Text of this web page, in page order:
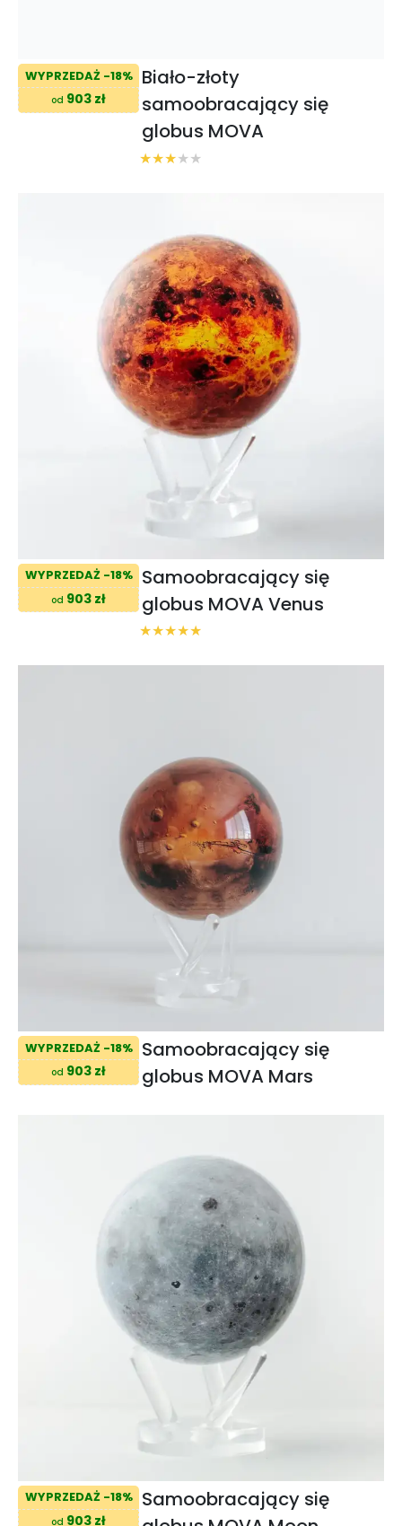
WYPRZEDAŻ -18%
od 903 zł
Biało-złoty
samoobracający się
globus MOVA
WYPRZEDAŻ -18%
od 903 zł
Samoobracający się
globus MOVA Venus
WYPRZEDAŻ -18%
od 903 zł
Samoobracający się
globus MOVA Mars
WYPRZEDAŻ -18%
od 903 zł
Samoobracający się